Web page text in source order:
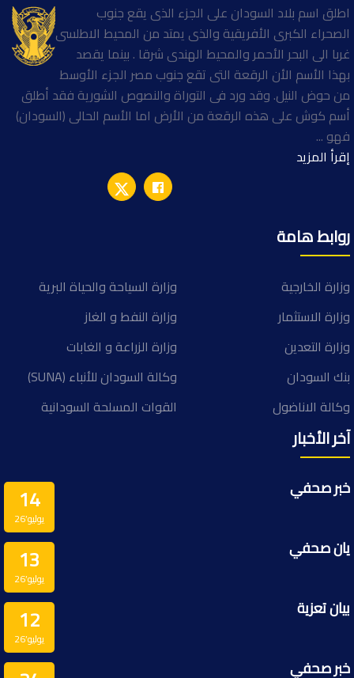
اطلق اسم بلاد السودان على الجزء الذى يقع جنوب
الصحراء الكبرى الأفريقية والذى يمتد من المحيط الاطلسى
غربا الى البحر الأحمر والمحيط الهندى شرقا . بينما يقصد
بهذا الأسم الأن الرقعة التى تقع جنوب مصر الجزء الأوسط
من حوض النيل. وقد ورد فى التوراة والنصوص الشورية فقد أطلق
أسم كوش على هذه الرقعة من الأرض اما الأسم الحالى (السودان)
فهو ...
إقرأ المزيد
روابط هامة
وزارة الخارجية
وزارة السياحة والحياة البرية
وزارة الاستثمار
وزارة النفط و الغاز
وزارة التعدين
وزارة الزراعة و الغابات
بنك السودان
وكالة السودان للأنباء (SUNA)
وكالة الاناضول
القوات المسلحة السودانية
آخر الأخبار
14
يوليو’26
خبر صحفي
13
يوليو’26
يان صحفي
12
يوليو’26
بيان تعزية
خبر صحفي